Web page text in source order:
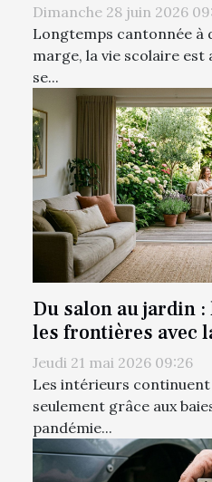
Dimanche 28 juin 2026
Longtemps cantonnée à
marge, la vie scolaire est
se...
Du salon au jardin
les frontières avec
Jeudi 21 mai 2026 09:26
Les intérieurs continuent
seulement grâce aux
pandémie...